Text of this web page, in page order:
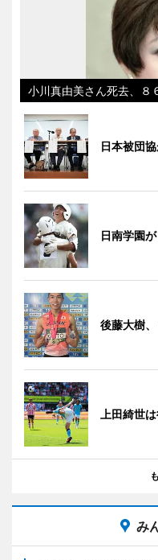
小川真由美さん死去、８
日本被団
日南学園
後藤大樹
上田綺世
み